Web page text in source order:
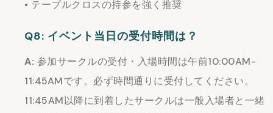
• テーブルクロスの持参を強く推奨
Q8: イベント当日の受付時間は？
A: 参加サークルの受付・入場時間は午前10:00AM-
11:45AMです。必ず時間通りに受付してください。
11:45AM以降に到着したサークルは一般入場者と一緒